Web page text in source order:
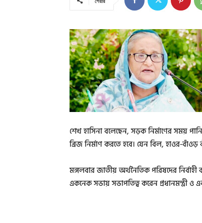
শেখ হাসিনা বলেছেন, সড়ক নির্মাণের সময়
ব্রিজ নির্মাণ করতে হবে। যেন বিল, হাওর-বাঁওড়
মঙ্গলবার জাতীয় অর্থনৈতিক পরিষদের
একনেক সভায় সভাপতিত্ব করেন প্রধানমন্ত্রী ও